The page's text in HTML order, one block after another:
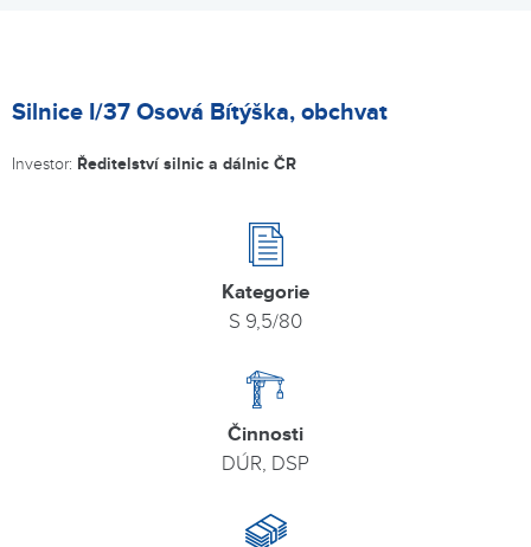
Silnice I/37 Osová Bítýška, obchvat
Investor: Ředitelství silnic a dálnic ČR
Kategorie
S 9,5/80
Činnosti
DÚR, DSP